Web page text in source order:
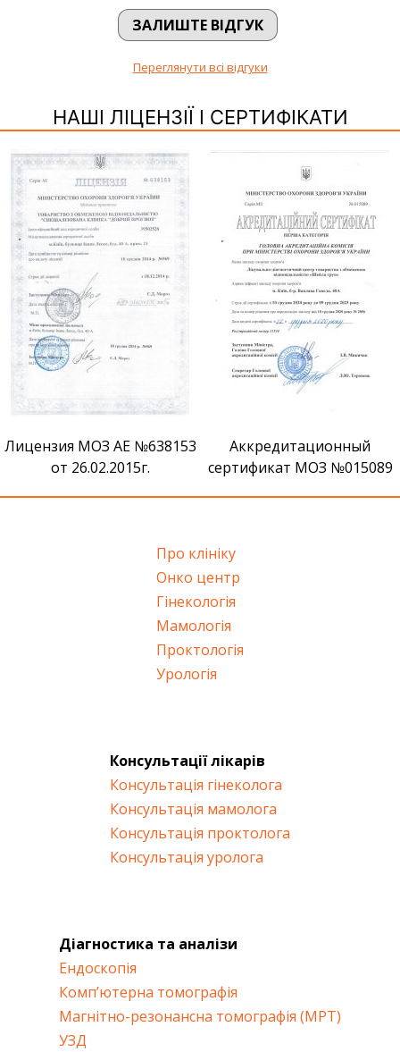
ЗАЛИШТЕ ВІДГУК
Переглянути всі відгуки
НАШІ ЛІЦЕНЗІЇ І СЕРТИФІКАТИ
Лицензия МОЗ АЕ №638153
от 26.02.2015г.
Аккредитационный
сертификат МОЗ №015089
Про клініку
Онко центр
Гінекологія
Мамологія
Проктологія
Урологія
Консультації лікарів
Консультація гінеколога
Консультація мамолога
Консультація проктолога
Консультація уролога
Діагностика та аналізи
Ендоскопія
Комп’ютерна томографія
Магнітно-резонансна томографія (МРТ)
УЗД